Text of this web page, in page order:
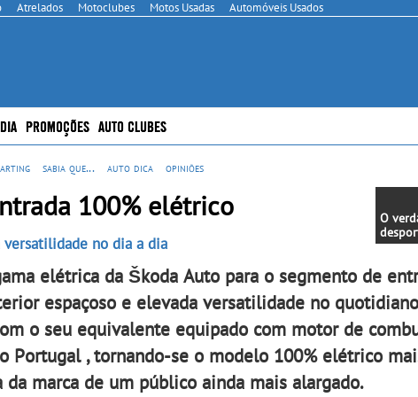
Atrelados Motoclubes Motos Usadas Automóveis Usados
PROMOÇÕES AUTO CLUBES
sabia que... auto dica opiniões
O
já
kW
100% elétrico
versatilidade no dia a dia
elétrica da Škoda Auto para o segmento de
espaçoso e elevada versatilidade no
o seu equivalente equipado com motor de
Portugal , tornando-se o modelo 100% elétrico
marca de um público ainda mais alargado.